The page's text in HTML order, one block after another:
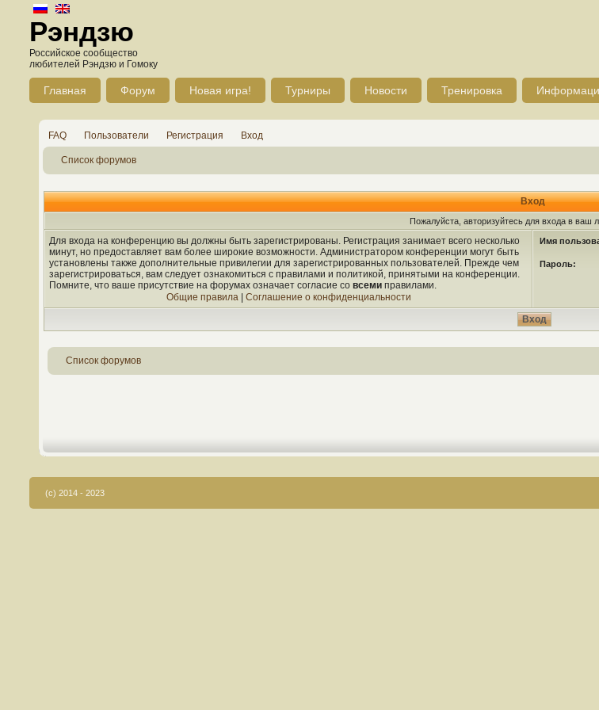
Рэндзю
Российское сообщество
любителей Рэндзю и Гомоку
Главная Форум Новая игра! Турниры Новости Тренировка
FAQ Пользователи Регистрация Вход
Список форумов
Вход
Пожалуйста, авторизуйтесь для входа в ваш
Для входа на конференцию вы должны быть зарегистрированы. Регистрация занимает всего несколько
минут, но предоставляет вам более широкие возможности. Администратором конференции могут быть
установлены также дополнительные привилегии для зарегистрированных пользователей. Прежде чем
зарегистрироваться, вам следует ознакомиться с правилами и политикой, принятыми на конференции.
Помните, что ваше присутствие на форумах означает согласие со всеми правилами.
Общие правила| Соглашение о конфиденциальности
Имя
Пароль:
Список форумов
(c) 2014 - 2023